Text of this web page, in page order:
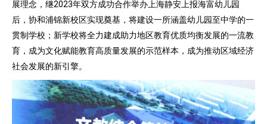
展理念，继2023年双方成功合作举办上海静安上报海富幼儿园
后，协和浦锦新校区实现奠基，将建设一所涵盖幼儿园至中学的一
贯制学校；新学校将全力建成助力地区教育优质均衡发展的一流教
育，成为文化赋能教育高质量发展的示范样本，成为推动区域经济
社会发展的新引擎。